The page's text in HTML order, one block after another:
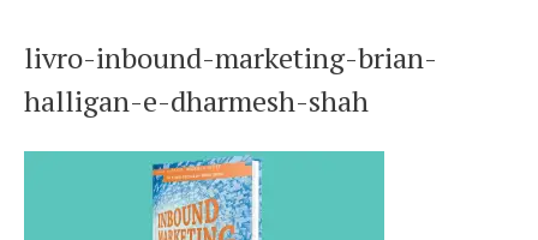
para
o
conteúdo
livro-inbound-marketing-brian-
halligan-e-dharmesh-shah